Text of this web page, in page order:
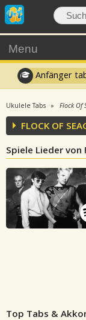
Menu
Anfänger
Ukulele Tabs Flock Of
FLOCK OF
Spiele Lieder
Top Tabs &